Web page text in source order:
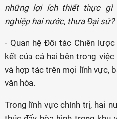
những lợi ích thiết thực gì
nghiệp hai nước, thưa Đại sứ?
- Quan hệ Đối tác Chiến
kết của cả hai bên trong
và hợp tác trên mọi lĩnh vực,
văn hóa.
Trong lĩnh vực chính trị, hai